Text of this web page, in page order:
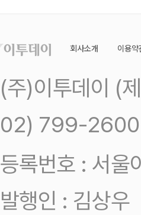
회사소개 이용약
(주)이투데이 (
02) 799-2600
등록번호 : 서
발행인 : 김상우